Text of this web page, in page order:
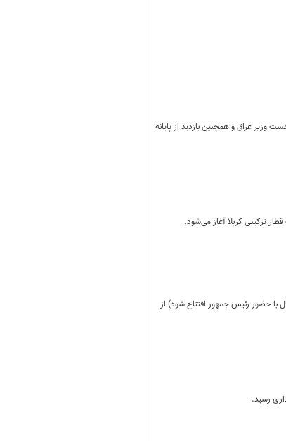
عراق و همچنین بازدید از پایانه
کشور از آغاز فروش بلیت قطار مسافری (خاوران) تبریز_تهران ( که قرار است پنج شنبه 18 خرداد بعد از 22 سال با حضور رئیس جمهور افتتاح شود) از
رسید.